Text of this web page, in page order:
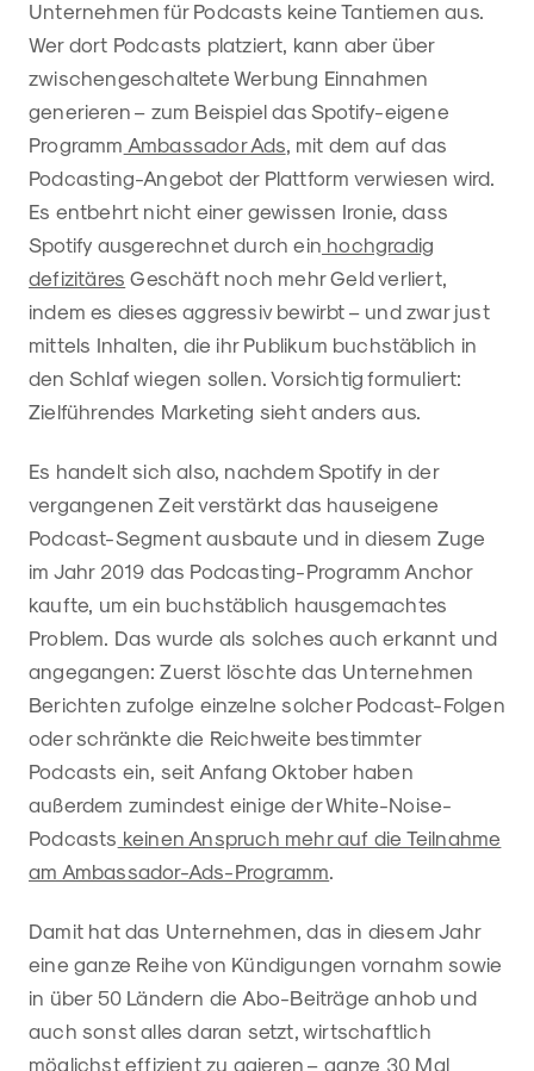
Unternehmen für Podcasts keine Tantiemen aus.
Wer dort Podcasts platziert, kann aber über
zwischengeschaltete Werbung Einnahmen
generieren – zum Beispiel das Spotify-eigene
Programm Ambassador Ads, mit dem auf das
Podcasting-Angebot der Plattform verwiesen wird.
Es entbehrt nicht einer gewissen Ironie, dass
Spotify ausgerechnet durch ein hochgradig
defizitäres Geschäft noch mehr Geld verliert,
indem es dieses aggressiv bewirbt – und zwar just
mittels Inhalten, die ihr Publikum buchstäblich in
den Schlaf wiegen sollen. Vorsichtig formuliert:
Zielführendes Marketing sieht anders aus.
Es handelt sich also, nachdem Spotify in der
vergangenen Zeit verstärkt das hauseigene
Podcast-Segment ausbaute und in diesem Zuge
im Jahr 2019 das Podcasting-Programm Anchor
kaufte, um ein buchstäblich hausgemachtes
Problem. Das wurde als solches auch erkannt und
angegangen: Zuerst löschte das Unternehmen
Berichten zufolge einzelne solcher Podcast-Folgen
oder schränkte die Reichweite bestimmter
Podcasts ein, seit Anfang Oktober haben
außerdem zumindest einige der White-Noise-
Podcasts keinen Anspruch mehr auf die Teilnahme
am Ambassador-Ads-Programm.
Damit hat das Unternehmen, das in diesem Jahr
eine ganze Reihe von Kündigungen vornahm sowie
in über 50 Ländern die Abo-Beiträge anhob und
auch sonst alles daran setzt, wirtschaftlich
möglichst effizient zu agieren – ganze 30 Mal